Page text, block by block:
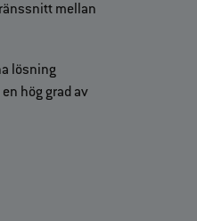
mellan
lösning
hög grad av